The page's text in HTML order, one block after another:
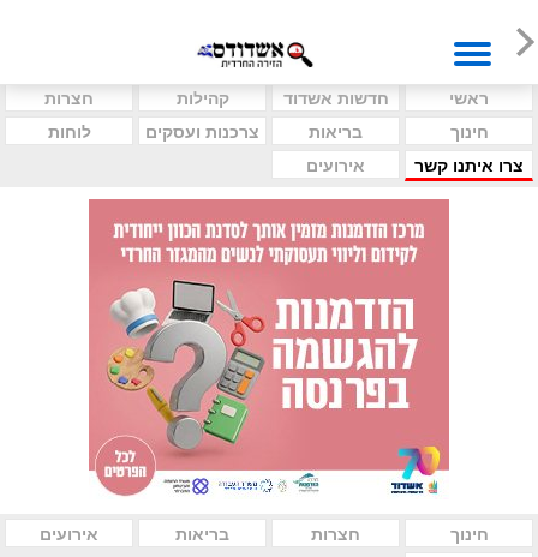
ראשי חדשות אשדוד קהילות
חצרות
חינוך
בריאות צרכנות ועסקים
לוחות
צרו איתנו קשר
אירועים
חינוך חצרות בריאות
אירועים